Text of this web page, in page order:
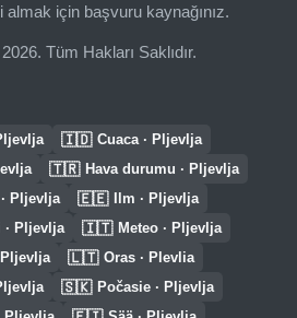
için başvuru kaynağınız.
Tüm Hakları Saklıdır.
🇮🇩 Cuaca · Pljevlja
🇹🇷 Hava durumu · Pljevlja
Pljevlja 🇪🇪 Ilm · Pljevlja
· Pljevlja 🇮🇹 Meteo · Pljevlja
Pljevlja 🇱🇹 Oras · Plevlia
🇸🇰 Počasie · Pljevlja